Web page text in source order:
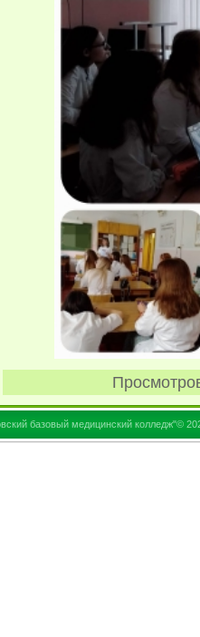
базовый медицинский колледж"©